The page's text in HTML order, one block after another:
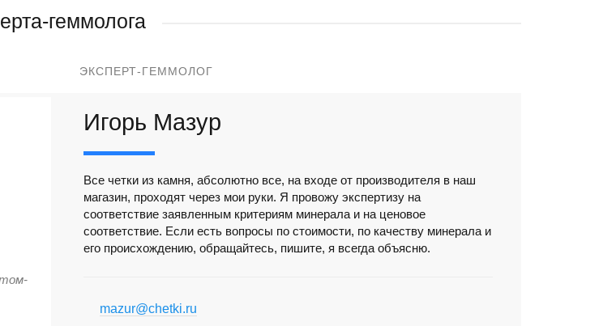
геммолога
ЭКСПЕРТ-ГЕММОЛОГ
Игорь Мазур
Все четки из камня, абсолютно все, на входе от производителя в наш
магазин, проходят через мои руки. Я провожу экспертизу на
соответствие заявленным критериям минерала и на ценовое
соответствие. Если есть вопросы по стоимости, по качеству минерала и
его происхождению, обращайтесь, пишите, я всегда объясню.
mazur@chetki.ru